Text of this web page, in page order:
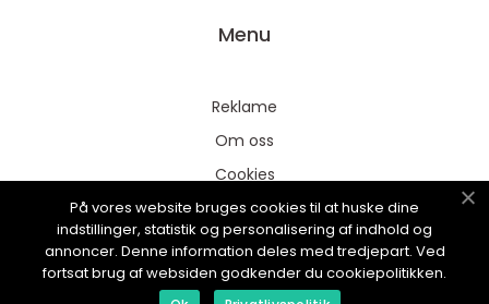
Menu
Reklame
Om oss
Cookies
Kontakt Oss
Sitemap
På vores website bruges cookies til at huske dine
indstillinger, statistik og personalisering af indhold og
annoncer. Denne information deles med tredjepart. Ved
fortsat brug af websiden godkender du cookiepolitikken.